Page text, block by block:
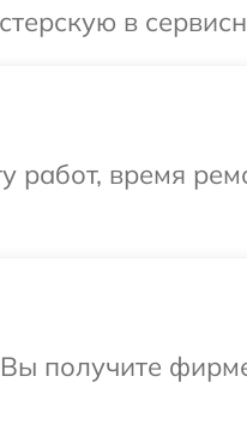
в
работ, время
Вы получите